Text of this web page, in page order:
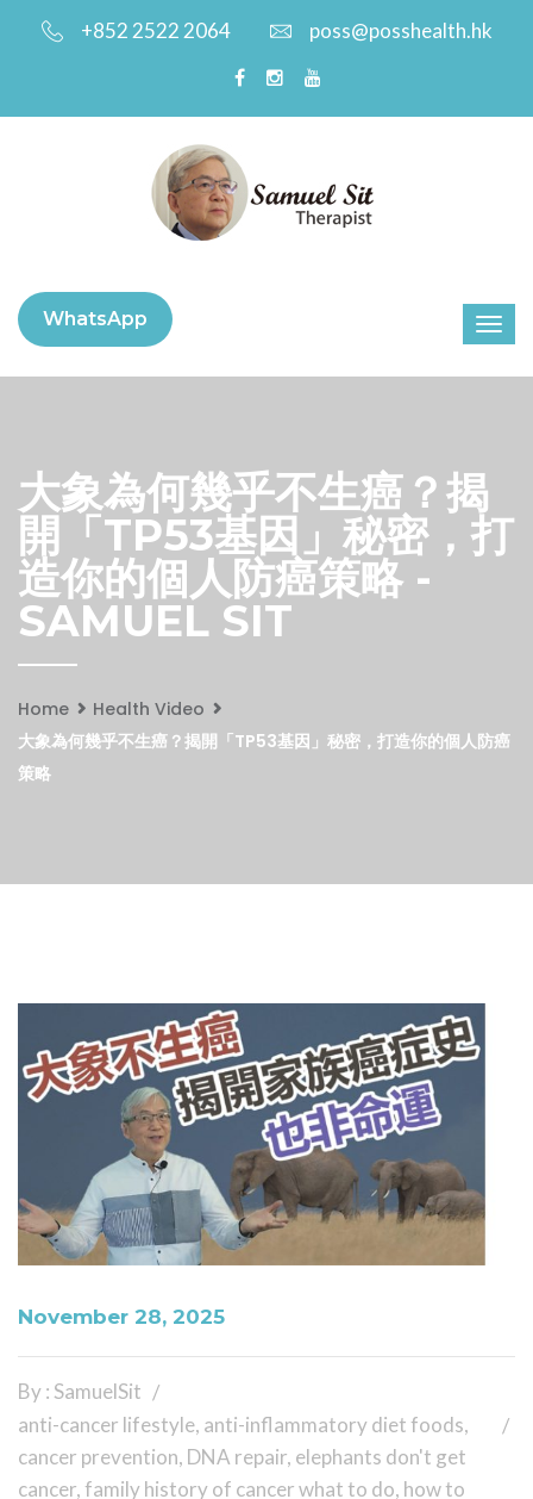
+852 2522 2064 poss@posshealth.hk
WhatsApp
大象為何幾乎不生癌？揭
開「TP53基因」秘密，打
造你的個人防癌策略 -
SAMUEL SIT
Home
Health Video
大象為何幾乎不生癌？揭開「TP53基因」秘密，打造你的個人防癌
策略
November 28, 2025
By : SamuelSit
anti-cancer lifestyle, anti-inflammatory diet foods,
cancer prevention, DNA repair, elephants don't get
cancer,family history of cancer what to do, how to